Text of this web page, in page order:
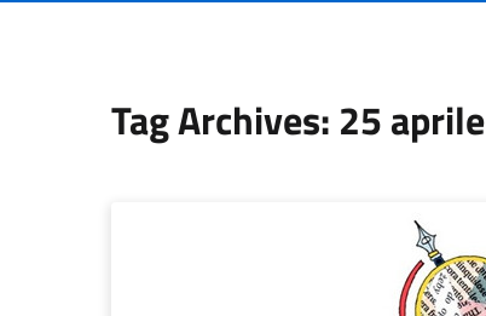
Tag Archives: 25 aprile